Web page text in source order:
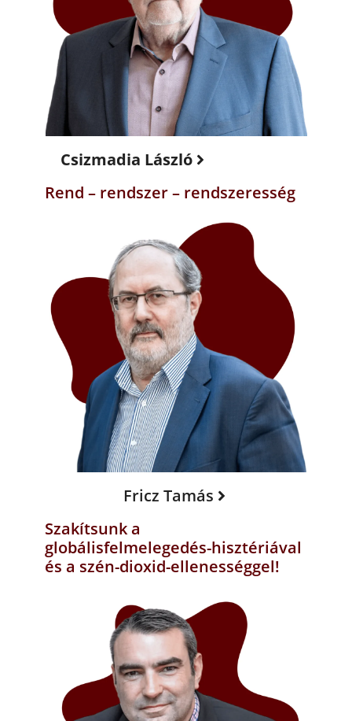
Csizmadia László
Rend – rendszer – rendszeresség
Fricz Tamás
Szakítsunk a
globálisfelmelegedés-hisztériával
és a szén-dioxid-ellenességgel!